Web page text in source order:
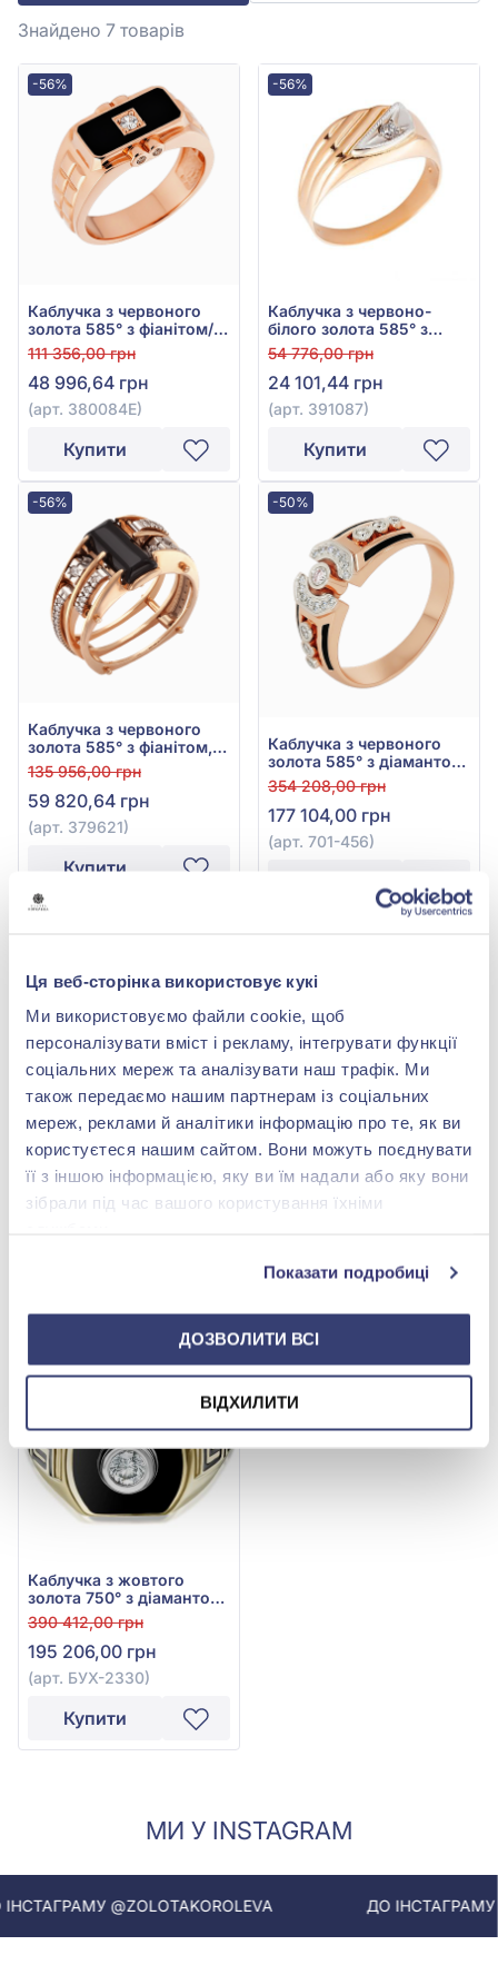
Ця веб-сторінка використовує кукі
Ми використовуємо файли cookie, щоб
персоналізувати вміст і рекламу, інтегрувати функції
соціальних мереж та аналізувати наш трафік. Ми
також передаємо нашим партнерам із соціальних
мереж, реклами й аналітики інформацію про те, як ви
користуєтеся нашим сайтом. Вони можуть поєднувати
її з іншою інформацією, яку ви їм надали або яку вони
зібрали під час вашого користування їхніми
Показати подробиці
ДОЗВОЛИТИ ВСІ
ВІДХИЛИТИ
Знайдено 7 товарів
-56%
Каблучка з червоного
золота 585° з фіанітом/
куб.цирконієм та
чорною емаллю, арт.
380084Е
111 356,00 грн
48 996,64 грн
(арт. 380084Е)
Купити
-56%
Каблучка з червоно-
білого золота 585° з
фіанітом, арт. 391087
54 776,00 грн
24 101,44 грн
(арт. 391087)
Купити
-56%
Каблучка з червоного
золота 585° з фіанітом,
куб. цирконієм та
чорним агатом, арт.
379621
135 956,00 грн
59 820,64 грн
(арт. 379621)
Купити
-50%
Каблучка з червоного
золота 585° з діамантом
0,32ct, арт. 701-456
354 208,00 грн
177 104,00 грн
(арт. 701-456)
Каблучка з червоного
золота 585° з чорним
фіанітом/куб.цирконієм,
арт. 442876
220 065,00 грн
Каблучка з жовто-білого
золота 750° з діамантом
0,45ct, арт. БУХ-2331
383 990,00 грн
Каблучка з жовтого
золота 750° з діамантом
0,25ct та чорною
емаллю, арт. БУХ-2330
390 412,00 грн
195 206,00 грн
(арт. БУХ-2330)
Купити
МИ У INSTAGRAM
@ZOLOTAKOROLEVA ДО ІНСТАГРАМУ